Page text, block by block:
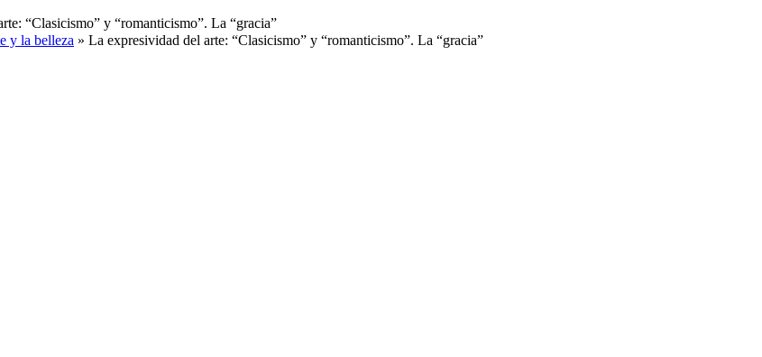
“Clasicismo” y “romanticismo”. La “gracia”
y la belleza » La expresividad del arte: “Clasicismo” y “romanticismo”. La “gracia”